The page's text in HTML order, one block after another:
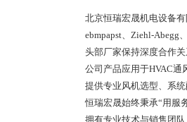
北京恒瑞宏晟机电设备
ebmpapst、Ziehl-Abegg
头部厂家保持深度合作
公司产品应用于HVAC
提供专业风机选型、系
恒瑞宏晟始终秉承“用服
拥有专业技术与销售团